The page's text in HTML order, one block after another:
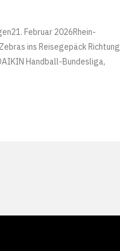
Februar 2026Rhein-
ins Reisegepäck Richtung
Handball-Bundesliga,